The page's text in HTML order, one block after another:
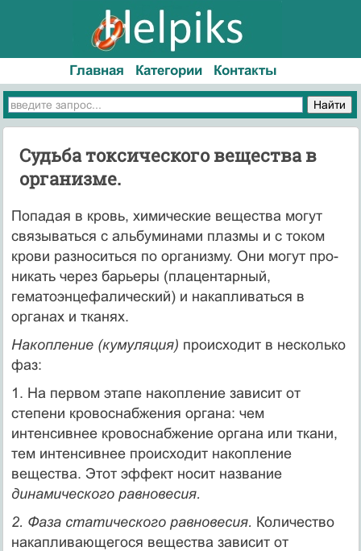
Главная Категории Контакты
Судьба токсического вещества в
организме.
Попадая в кровь, химические вещества могут
связываться с альбуми­нами плазмы и с током
крови разноситься по организму. Они могут про­
никать через барьеры (плацентарный,
гематоэнцефалический) и накапли­ваться в
органах и тканях.
Накопление (кумуляция) происходит в несколько
фаз:
1. На первом этапе накопление зависит от
степени кровоснабжения органа: чем
интенсивнее кровоснабжение органа или ткани,
тем ин­тенсивнее происходит накопление
вещества. Этот эффект носит на­звание
динамического равновесия.
2. Фаза статического равновесия. Количество
накапливающегося веще­ства зависит от